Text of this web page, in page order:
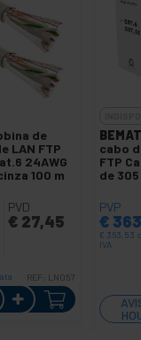
de
LAN FTP
24AWG
100 m
PVD
€27,45
REF: LN057
cabo
FTP
de
PVP
€
€ 363,53
IVA